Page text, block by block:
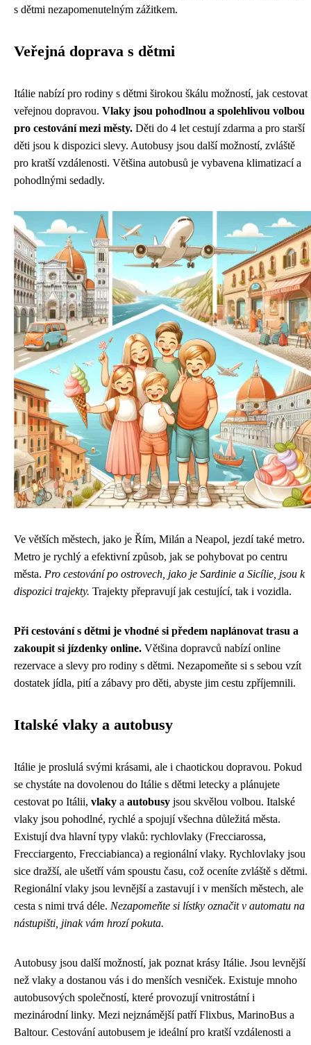
s dětmi nezapomenutelným zážitkem.
Veřejná doprava s dětmi
Itálie nabízí pro rodiny s dětmi širokou škálu možností, jak cestovat
veřejnou dopravou. Vlaky jsou pohodlnou a spolehlivou volbou
pro cestování mezi městy. Děti do 4 let cestují zdarma a pro starší
děti jsou k dispozici slevy. Autobusy jsou další možností, zvláště
pro kratší vzdálenosti. Většina autobusů je vybavena klimatizací a
pohodlnými sedadly.
Ve větších městech, jako je Řím, Milán a Neapol, jezdí také metro.
Metro je rychlý a efektivní způsob, jak se pohybovat po centru
města. Pro cestování po ostrovech, jako je Sardinie a Sicílie, jsou k
dispozici trajekty. Trajekty přepravují jak cestující, tak i vozidla.
Při cestování s dětmi je vhodné si předem naplánovat trasu a
zakoupit si jízdenky online. Většina dopravců nabízí online
rezervace a slevy pro rodiny s dětmi. Nezapomeňte si s sebou vzít
dostatek jídla, pití a zábavy pro děti, abyste jim cestu zpříjemnili.
Italské vlaky a autobusy
Itálie je proslulá svými krásami, ale i chaotickou dopravou. Pokud
se chystáte na dovolenou do Itálie s dětmi letecky a plánujete
cestovat po Itálii, vlaky a autobusy jsou skvělou volbou. Italské
vlaky jsou pohodlné, rychlé a spojují všechna důležitá města.
Existují dva hlavní typy vlaků: rychlovlaky (Frecciarossa,
Frecciargento, Frecciabianca) a regionální vlaky. Rychlovlaky jsou
sice dražší, ale ušetří vám spoustu času, což oceníte zvláště s dětmi.
Regionální vlaky jsou levnější a zastavují i v menších městech, ale
cesta s nimi trvá déle. Nezapomeňte si lístky označit v automatu na
nástupišti, jinak vám hrozí pokuta.
Autobusy jsou další možností, jak poznat krásy Itálie. Jsou levnější
než vlaky a dostanou vás i do menších vesniček. Existuje mnoho
autobusových společností, které provozují vnitrostátní i
mezinárodní linky. Mezi nejznámější patří Flixbus, MarinoBus a
Baltour. Cestování autobusem je ideální pro kratší vzdálenosti a